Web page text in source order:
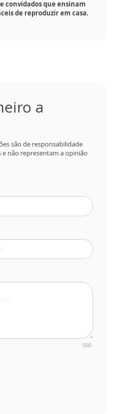
convidados que ensinam
de reproduzir em casa.
a
são de responsabilidade
e não representam a opinião
500